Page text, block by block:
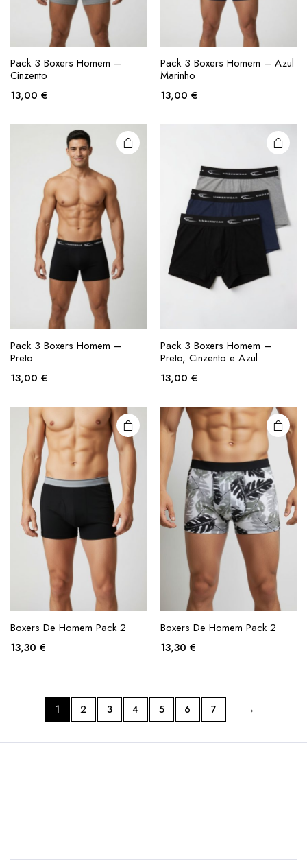
Pack 3 Boxers Homem –
Cinzento
13,00 €
Pack 3 Boxers Homem – Azul
Marinho
13,00 €
This
product
The
options
chosen
on the
product
page
Pack 3 Boxers Homem –
Preto
13,00 €
This
product
The
options
chosen
on the
product
Pack 3 Boxers Homem –
Preto, Cinzento e Azul
13,00 €
This
product
The
options
may be
chosen
on the
product
page
Boxers De Homem Pack 2
13,30 €
This
product
has
The
options
may be
chosen
on the
product
page
Boxers De Homem Pack 2
13,30 €
1 2 3 4 5 6 7 →